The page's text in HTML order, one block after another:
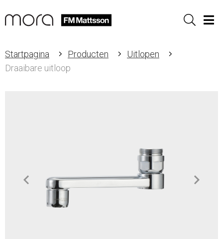
Sök
Startpagina Producten
Uitlopen
Draaibare uitloop